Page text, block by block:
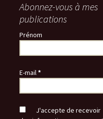
Abonnez-vous à mes
publications
Prénom
E-mail*
J'accepte de recevoir